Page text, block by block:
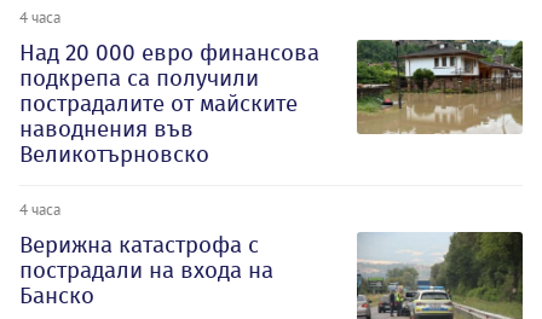
4 часа
Над 20 000 евро финансова
подкрепа са получили
пострадалите от майските
наводнения във
Великотърновско
4 часа
Верижна катастрофа с
пострадали на входа на
Банско